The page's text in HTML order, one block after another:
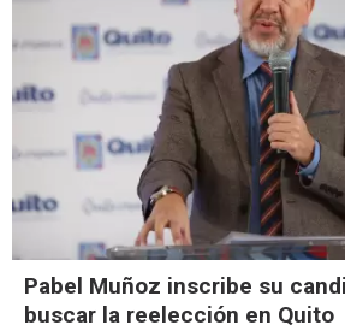
Pabel Muñoz inscribe su
buscar la reelección en Quito